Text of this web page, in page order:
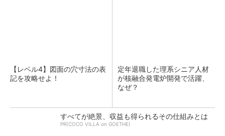
【レベル4】図面の穴寸法の表
記を攻略せよ！
定年退職した理系シニア人材
が核融合発電炉開発で活躍、
なぜ？
すべてが絶景、収益も得られるその仕組みとは
PR(COCO VILLA on GOETHE)